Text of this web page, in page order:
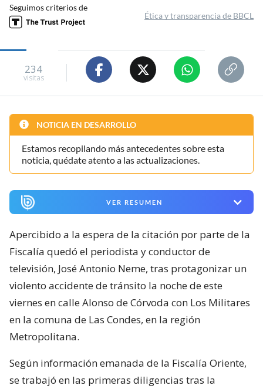
Seguimos criterios de
Ética y transparencia de BBCL
234
visitas
NOTICIA EN DESARROLLO
Estamos recopilando más antecedentes sobre esta
noticia, quédate atento a las actualizaciones.
VER RESUMEN
Apercibido a la espera de la citación por parte de la
Fiscalía quedó el periodista y conductor de
televisión, José Antonio Neme, tras protagonizar un
violento accidente de tránsito la noche de este
viernes en calle Alonso de Córvoda con Los Militares
en la comuna de Las Condes, en la región
Metropolitana.
Según información emanada de la Fiscalía Oriente,
se trabajó en las primeras diligencias tras la